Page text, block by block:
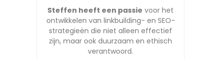
Steffen heeft een passie voor het
ontwikkelen van linkbuilding- en SEO-
strategieën die niet alleen effectief
zijn, maar ook duurzaam en ethisch
verantwoord.